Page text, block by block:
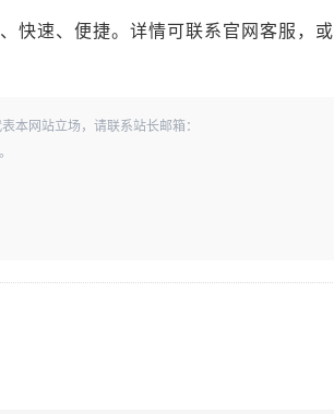
快速、便捷。详情可联系官网客服，或
本网站立场，请联系站长邮箱：